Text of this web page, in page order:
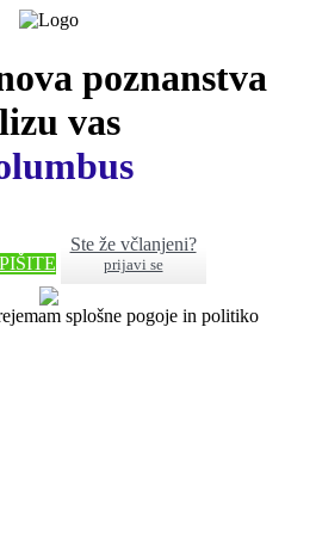
poznanstva
vas
Ste že včlanjeni?
prijavi se
splošne pogoje in politiko